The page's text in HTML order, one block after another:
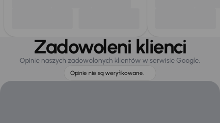
Zadowoleni klienci
Opinie naszych zadowolonych klientów w serwisie Google.
Opinie nie są weryfikowane.